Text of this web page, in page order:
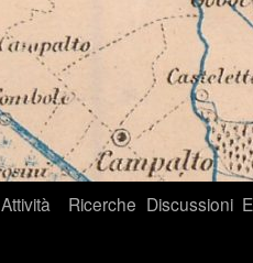
Attività Ricerche Discussioni